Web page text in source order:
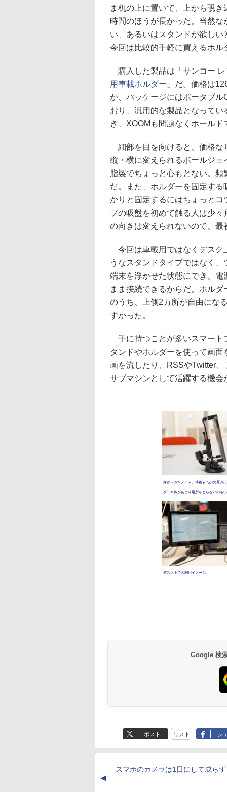
ま机の上に置いて、上から覗
時間のほうが長かった。当然な
い、あるいはスタンドが欲しい
今回は比較的手軽に買えるホル
購入した製品は「サンコー
用車載ホルダー 」だ。価格は
が、パッケージにはポータブ
おり、汎用的な製品となって
き、XOOMも問題なくホールド
細部を目を向けると、価格な
縦・横に変えられるボールジ
脂製でちょっと心もとない。
だ。また、ホルダーを固定す
かりと固定するにはちょっと
プの吸盤を初めて触る人は少
の向きは変えられないので、最
今回は車載用ではなくデスク
うなスタンドタイプではなく
端末を浮かせた状態にでき、
まま接続できるからだ。ホル
のうち、上側2カ所が自由にな
すかった。
手に持つことが多いスマート
タンドやホルダーを使って画
画を流したり、RSSやTwitter
サブマシンとして活躍する機
横からみたところ。挟めるものの厚み
ダー本体があまり場所をとらないのも
デスク上での利用イメージ。
Google 検
ポスト リスト シ
▲
スマホのカメラは1日にして成らず